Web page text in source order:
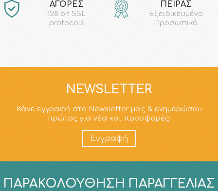
ΑΓΟΡΕΣ
128 bit SSL
protocols
ΠΕΙΡΑΣ
Εξειδικευμένο
Προσωπικό
NEWSLETTER
Κάνε εγγραφή στο Newsletter μας & ενημερώσου
πρώτος για νέα και προσφορές!
Εγγραφή
ΠΑΡΑΚΟΛΟΎΘΗΣΗ ΠΑΡΑΓΓΕΛΊΑΣ